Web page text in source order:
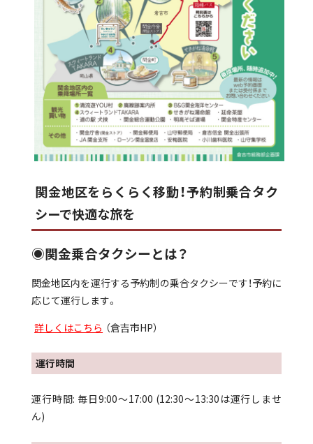
関金地区をらくらく移動！予約制乗合タク
シーで快適な旅を
◉関金乗合タクシーとは？
関金地区内を運行する予約制の乗合タクシーです！予約に
応じて運行します。
詳しくはこちら （倉吉市HP）
運行時間
運行時間: 毎日9:00～17:00 (12:30～13:30は運行しませ
ん)